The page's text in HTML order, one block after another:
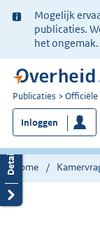
Ter
informatie:
Mogelijk
publicaties.
het ongemak.
U
bent
nu
hier:
Publicaties Officiële
Inloggen
Home